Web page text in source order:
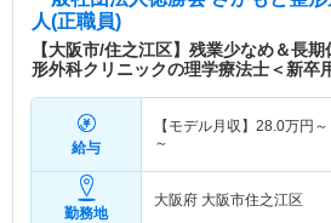
人(正職員)
【大阪市/住之江区】残業少なめ＆長
形外科クリニックの理学療法士＜新卒
給与
【モデル月収】 28.0万円～
～
勤務地
大阪府 大阪市住之江区